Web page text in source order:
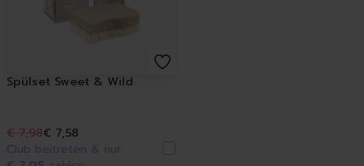
Spülset Sweet & Wild
€ 7,98€ 7,58